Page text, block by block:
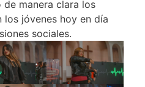
manera clara los
los jóvenes hoy en día
sociales.